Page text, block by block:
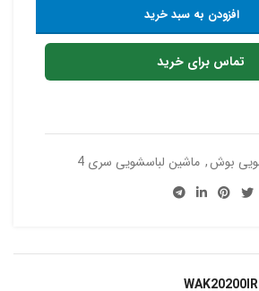
افزودن به سبد خرید
تماس برای خرید
بوش, ماشین لباسشویی سری 4